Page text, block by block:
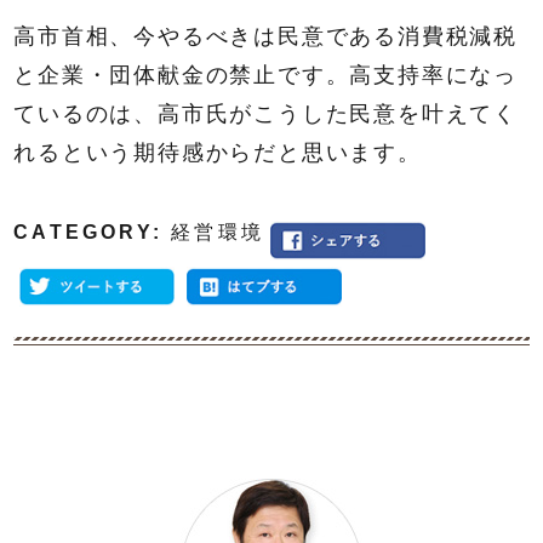
高市首相、今やるべきは民意である消費税減税
と企業・団体献金の禁止です。高支持率になっ
ているのは、高市氏がこうした民意を叶えてく
れるという期待感からだと思います。
CATEGORY:経営環境